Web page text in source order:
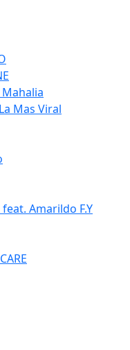
Mahalia
Mas Viral
Amarildo F.Y